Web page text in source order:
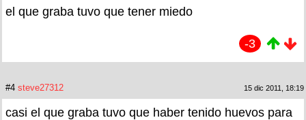
el que graba tuvo que tener miedo
-3
#4 steve27312 15 dic 2011, 18:19
casi el que graba tuvo que haber tenido huevos para